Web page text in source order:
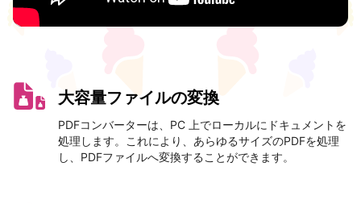
大容量ファイルの変換
PDFコンバーターは、PC 上でローカルにドキュメントを
処理します。これにより、あらゆるサイズのPDFを処理
し、PDFファイルへ変換することができます。